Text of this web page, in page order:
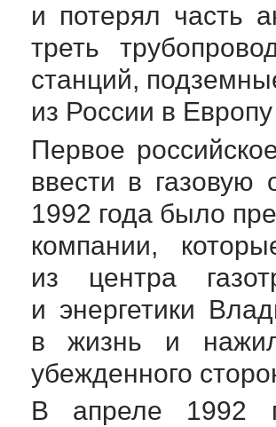
и потерял часть
треть
станций,
из России в
Первое
ввести в
1992 года было
компании,
из центра
и энергетики
в жизнь и
убежденного
В апреле 1992